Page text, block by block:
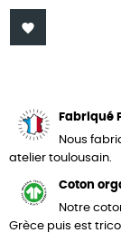

Fabriqué
Nous
atelier toulousain.
Coton
Notre
Grèce puis est